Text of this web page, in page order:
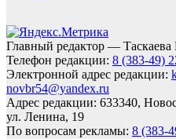
Главный редактор —
Телефон редакции: 8 (383-49)
Электронной адрес редакции:
novbr54@yandex.ru
Адрес редакции: 633340,
ул. Ленина, 19
По вопросам рекламы: 8 (383-